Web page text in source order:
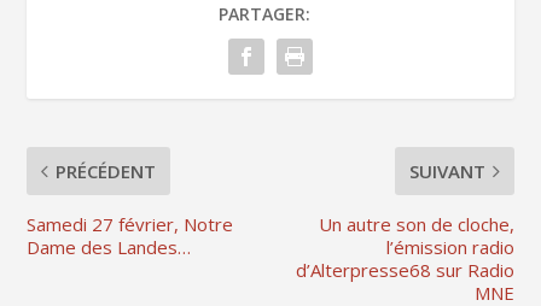
PARTAGER:
PRÉCÉDENT
Samedi 27 février, Notre
Dame des Landes…
SUIVANT
Un autre son de cloche,
l’émission radio
d’Alterpresse68 sur Radio
MNE